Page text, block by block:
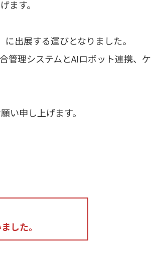
ます。
出展する運びとなりました。
管理システムとAIロボット連携、
い申し上げます。
した。